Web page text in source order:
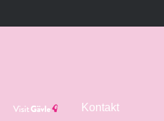
Kontakt